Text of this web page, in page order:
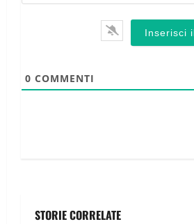
0 COMMENTI
STORIE CORRELATE